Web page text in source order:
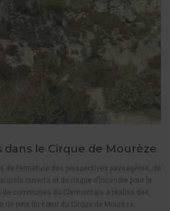
dans le Cirque de Mourèze
de fermeture des perspectives paysagères, de
ouverts et de risque d’incendie pour le
de communes du Clermontais a réalisé des
de pins du cœur du Cirque de Mourèze.